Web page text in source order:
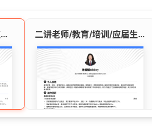
内贸销售专员/物流与供应链行业/应届生简历模板 二讲老师/教育/培训/应届生简历模板